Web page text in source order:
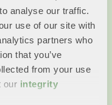
analyse our traffic.
use of our site with
partners who
that you’ve
from your use
our integrity